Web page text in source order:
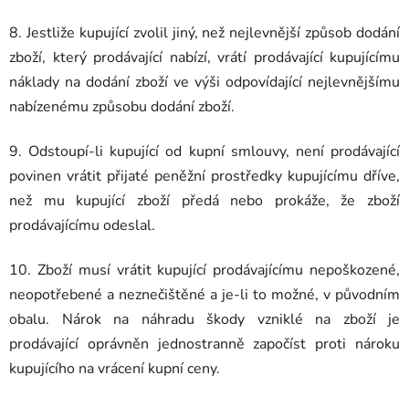
8. Jestliže kupující zvolil jiný, než nejlevnější způsob dodání
zboží, který prodávající nabízí, vrátí prodávající kupujícímu
náklady na dodání zboží ve výši odpovídající nejlevnějšímu
nabízenému způsobu dodání zboží.
9. Odstoupí-li kupující od kupní smlouvy, není prodávající
povinen vrátit přijaté peněžní prostředky kupujícímu dříve,
než mu kupující zboží předá nebo prokáže, že zboží
prodávajícímu odeslal.
10. Zboží musí vrátit kupující prodávajícímu nepoškozené,
neopotřebené a neznečištěné a je-li to možné, v původním
obalu. Nárok na náhradu škody vzniklé na zboží je
prodávající oprávněn jednostranně započíst proti nároku
kupujícího na vrácení kupní ceny.